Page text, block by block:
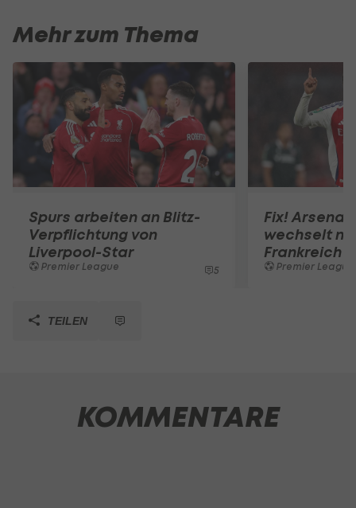
Mehr zum Thema
Spurs arbeiten an Blitz-
Verpflichtung von
Liverpool-Star
Premier League 5
Fix!
wechselt
Frankreich
Premier League
TEILEN
KOMMENTARE